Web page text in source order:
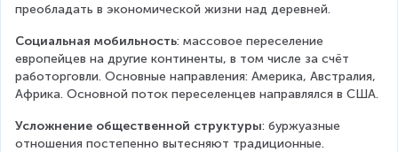
преобладать в экономической жизни над деревней.
Социальная мобильность: массовое переселение
европейцев на другие континенты, в том числе за счёт
работорговли. Основные направления: Америка, Австралия,
Африка. Основной поток переселенцев направлялся в США.
Усложнение общественной структуры: буржуазные
отношения постепенно вытесняют традиционные.